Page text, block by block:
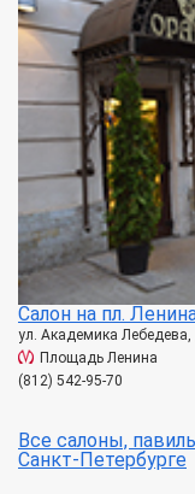
Салон на пл.
ул. Академика Лебедева,
Площадь Ленина
(812) 542-95-70
Все салоны,
Санкт-Петербурге